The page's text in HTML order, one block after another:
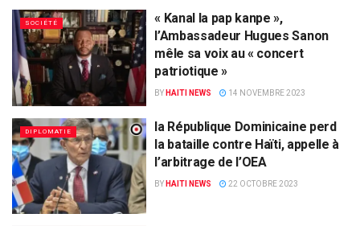
SOCIÉTÉ
« Kanal la pap kanpe »,
l’Ambassadeur Hugues Sanon
mêle sa voix au « concert
patriotique »
BY HAITI NEWS 14 NOVEMBRE 2023
DIPLOMATIE
la République Dominicaine perd
la bataille contre Haïti, appelle à
l’arbitrage de l’OEA
BY HAITI NEWS 22 OCTOBRE 2023